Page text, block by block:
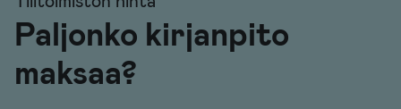
Paljonko kirjanpito
maksaa?